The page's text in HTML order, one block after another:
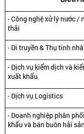
- Công nghệ xử lý nước /
thải
- Di truyền & Thụ tinh
- Dịch vụ kiểm dịch và
xuất khẩu
- Dịch vụ Logistics
- Doanh nghiệp phân
khẩu và bán buôn hải sản